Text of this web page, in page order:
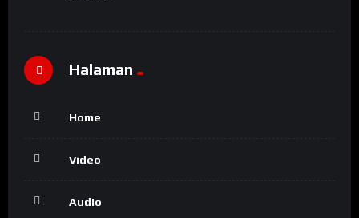
Halaman
Home
Video
Audio